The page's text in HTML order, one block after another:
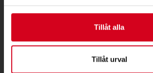
Tillåt alla
Tillåt urval
Besöksadress:
Ågatan 12 C, 172 62 Sundbyberg
Telefon:08-677 70 10